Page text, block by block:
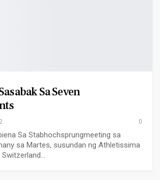
Sa Seven
0
Sa Stabhochsprungmeeting sa
sa Martes, susundan ng Athletissima